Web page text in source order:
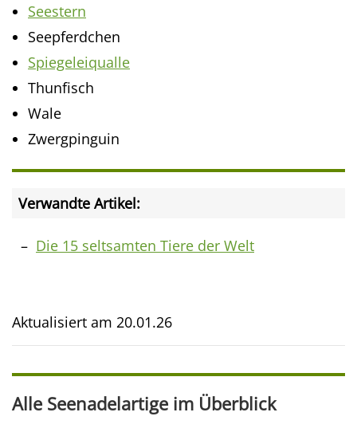
Seestern
Seepferdchen
Spiegeleiqualle
Thunfisch
Wale
Zwergpinguin
Verwandte Artikel:
Die 15 seltsamten Tiere der Welt
Aktualisiert am 20.01.26
Alle Seenadelartige im Überblick